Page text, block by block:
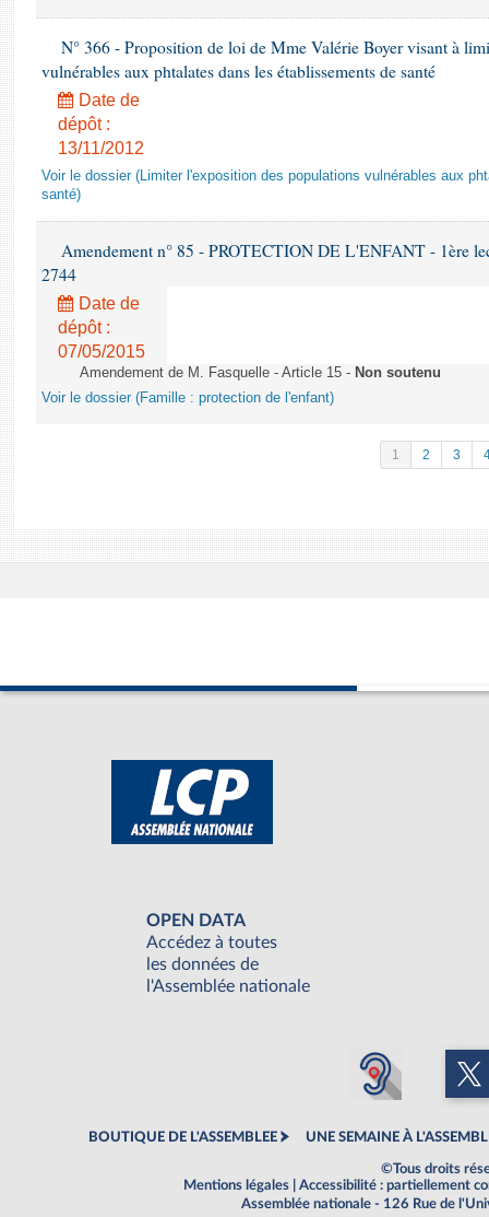
N° 366 - Proposition de loi de Mme Valérie Boyer visant à
vulnérables aux phtalates dans les établissements de santé
Date de
dépôt :
13/11/2012
Voir le dossier (Limiter l'exposition des populations vulnérables aux
santé)
Amendement n° 85 - PROTECTION DE L'ENFANT - 1ère
2744
Date de
dépôt :
07/05/2015
Amendement de M. Fasquelle - Article 15 - Non soutenu
Voir le dossier (Famille : protection de l'enfant)
1 2 3
OPEN DATA
Accédez à toutes
les données de
l'Assemblée nationale
BOUTIQUE DE L'ASSEMBLEE UNE SEMAINE À
©Tous droits
Mentions légales
Accessibilité : partiellement
Assemblée nationale - 126 Rue de